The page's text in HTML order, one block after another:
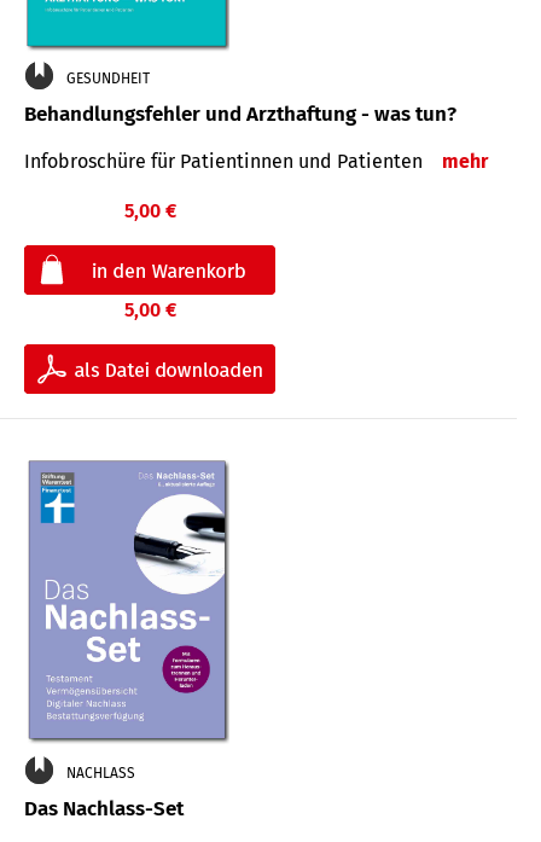
GESUNDHEIT
Behandlungsfehler und Arzthaftung - was tun?
Infobroschüre für Patientinnen und Patienten mehr
5,00 €
5,00 €
NACHLASS
Das Nachlass-Set